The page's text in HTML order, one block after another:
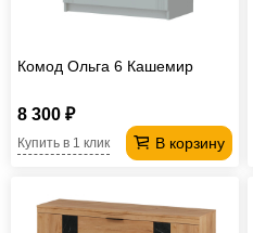
Комод Ольга 6 Кашемир
8 300 ₽
В корзину
Купить в 1 клик